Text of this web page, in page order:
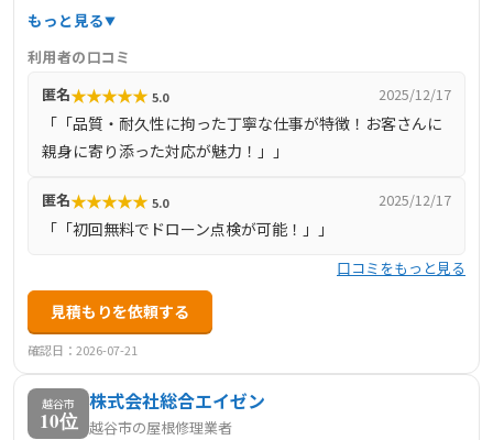
た最適な素材や工法を提案しています。1級建築士や屋根診
リフォームを提供しています。ドローンを活用した無料の
住まい診断サービスも行っており、安全かつ迅速に屋根の
状態を確認できます。アフターフォローも充実しており、
最長10年の保証でお客様に安心を提供しています。
もっと見る
利用者の口コミ
匿名★★★★★ 5.0 2025/12/17
「「品質・耐久性に拘った丁寧な仕事が特徴！お客さんに
親身に寄り添った対応が魅力！」」
匿名★★★★★ 5.0 2025/12/17
「「初回無料でドローン点検が可能！」」
口コミをもっと見る
見積もりを依頼する
確認日：2026-07-21
越谷市
10位
株式会社総合エイゼン
越谷市の屋根修理業者